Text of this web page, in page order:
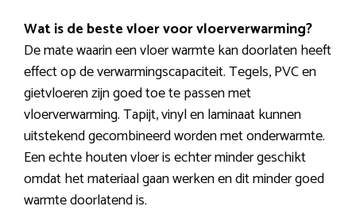
Wat is de beste vloer voor vloerverwarming?
De mate waarin een vloer warmte kan doorlaten heeft
effect op de verwarmingscapaciteit. Tegels, PVC en
gietvloeren zijn goed toe te passen met
vloerverwarming. Tapijt, vinyl en laminaat kunnen
uitstekend gecombineerd worden met onderwarmte.
Een echte houten vloer is echter minder geschikt
omdat het materiaal gaan werken en dit minder goed
warmte doorlatend is.